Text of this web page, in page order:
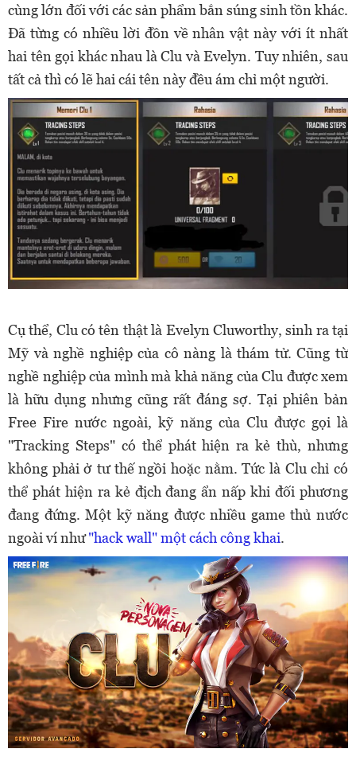
cùng lớn đối với các sản phẩm bắn súng sinh tồn khác.
Đã từng có nhiều lời đồn về nhân vật này với ít nhất
hai tên gọi khác nhau là Clu và Evelyn. Tuy nhiên, sau
tất cả thì có lẽ hai cái tên này đều ám chỉ một người.
Cụ thể, Clu có tên thật là Evelyn Cluworthy, sinh ra tại
Mỹ và nghề nghiệp của cô nàng là thám tử. Cũng từ
nghề nghiệp của mình mà khả năng của Clu được xem
là hữu dụng nhưng cũng rất đáng sợ. Tại phiên bản
Free Fire nước ngoài, kỹ năng của Clu được gọi là
"Tracking Steps" có thể phát hiện ra kẻ thù, nhưng
không phải ở tư thế ngồi hoặc nằm. Tức là Clu chỉ có
thể phát hiện ra kẻ địch đang ẩn nấp khi đối phương
đang đứng. Một kỹ năng được nhiều game thủ nước
ngoài ví như"hack wall" một cách công khai.